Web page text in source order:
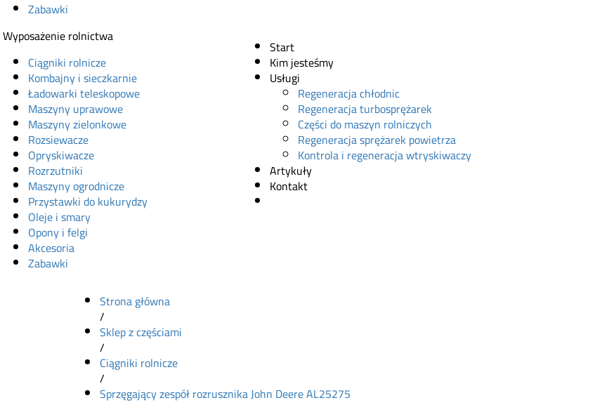
Zabawki
Wyposażenie rolnictwa
Ciągniki rolnicze
Kombajny i sieczkarnie
Ładowarki teleskopowe
Maszyny uprawowe
Maszyny zielonkowe
Rozsiewacze
Opryskiwacze
Rozrzutniki
Maszyny ogrodnicze
Przystawki do kukurydzy
Oleje i smary
Opony i felgi
Akcesoria
Zabawki
Start
Kim jesteśmy
Usługi
Regeneracja chłodnic
Regeneracja turbosprężarek
Części do maszyn rolniczych
Regeneracja sprężarek powietrza
Kontrola i regeneracja wtryskiwaczy
Artykuły
Kontakt
Strona główna
/
Sklep z częściami
/
Ciągniki rolnicze
/
Sprzęgający zespół rozrusznika John Deere AL25275